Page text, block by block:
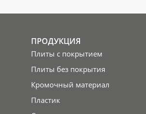
ПРОДУКЦИЯ
Плиты с покрытием
Плиты без покрытия
Кромочный материал
Пластик